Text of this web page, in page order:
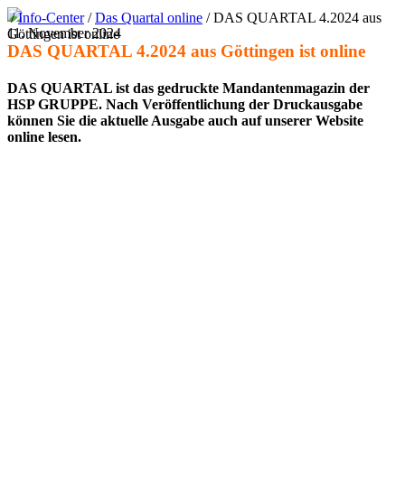
/Info-Center/Das Quartal online /DAS QUARTAL 4.2024 aus
Göttingen ist online
11. November 2024
DAS QUARTAL 4.2024 aus Göttingen ist online
DAS QUARTAL ist das gedruckte Mandan­ten­ma­gazin der
HSP GRUPPE. Nach Veröf­fent­li­chung der Druck­aus­gabe
können Sie die aktu­elle Ausgabe auch auf unserer Website
online lesen.